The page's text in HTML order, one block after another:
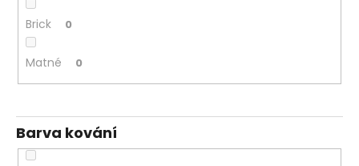
Brick 0
Matné 0
Barva kování